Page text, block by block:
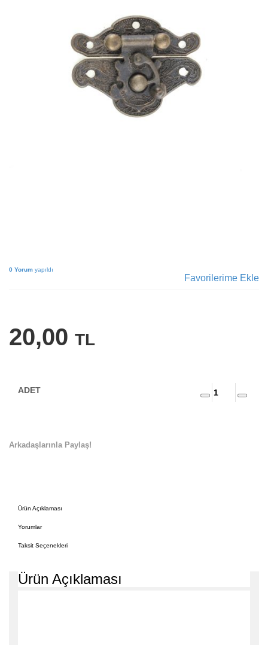
0 Yorum yapıldı
Favorilerime Ekle
20,00 TL
Arkadaşlarınla Paylaş!
Ürün Açıklaması
Yorumlar
Taksit Seçenekleri
Ürün Açıklaması